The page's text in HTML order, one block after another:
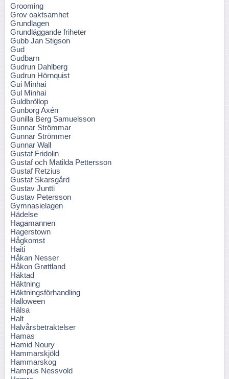
Grooming
Grov oaktsamhet
Grundlagen
Grundläggande friheter
Gubb Jan Stigson
Gud
Gudbarn
Gudrun Dahlberg
Gudrun Hörnquist
Gui Minhai
Gul Minhai
Guldbröllop
Gunborg Axén
Gunilla Berg Samuelsson
Gunnar Strömmar
Gunnar Strömmer
Gunnar Wall
Gustaf Fridolin
Gustaf och Matilda Pettersson
Gustaf Retzius
Gustaf Skarsgård
Gustav Juntti
Gustav Petersson
Gymnasielagen
Hädelse
Hagamannen
Hagerstown
Hågkomst
Haiti
Håkan Nesser
Håkon Grøttland
Häktad
Häktning
Häktningsförhandling
Halloween
Hälsa
Halt
Halvårsbetraktelser
Hamas
Hamid Noury
Hammarskjöld
Hammarskog
Hampus Nessvold